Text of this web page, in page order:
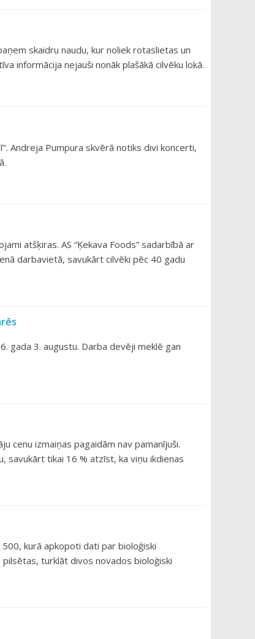
skaidru naudu, kur noliek rotaslietas un
informācija nejauši nonāk plašākā cilvēku lokā.
Andreja Pumpura skvērā notiks divi koncerti,
atšķiras. AS “Ķekava Foods” sadarbībā ar
darbavietā, savukārt cilvēki pēc 40 gadu
gada 3. augustu. Darba devēji meklē gan
cenu izmaiņas pagaidām nav pamanījuši.
savukārt tikai 16 % atzīst, ka viņu ikdienas
kurā apkopoti dati par bioloģiski
turklāt divos novados bioloģiski